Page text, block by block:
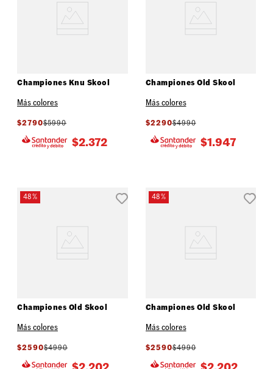
Championes Knu Skool
Más colores
$2790$5990
$2.372
Championes Old Skool
Más colores
$2290$4990
$1.947
48 %
Championes Old Skool
Más colores
$2590$4990
48 %
Championes Old Skool
Más colores
$2590$4990